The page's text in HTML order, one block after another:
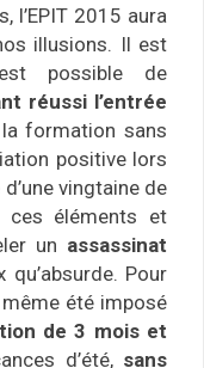
l’EPIT 2015 aura
illusions. Il est
possible de
réussi l’entrée
formation sans
positive lors
vingtaine de
ces éléments et
un assassinat
qu’absurde. Pour
même été imposé
de 3 mois et
d’été, sans